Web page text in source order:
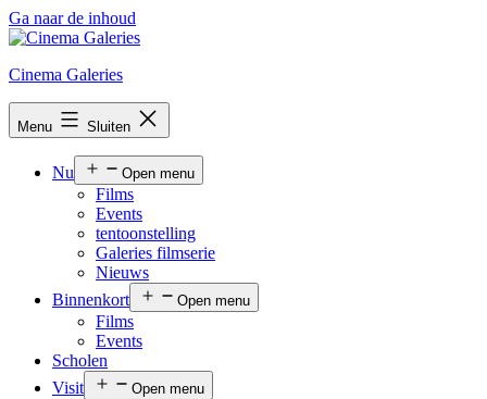
Ga naar de inhoud
Cinema Galeries
Menu Sluiten
Nu Open menu
Films
Events
tentoonstelling
Galeries filmserie
Nieuws
Binnenkort
Open menu
Films
Events
Scholen
Visit
Open menu